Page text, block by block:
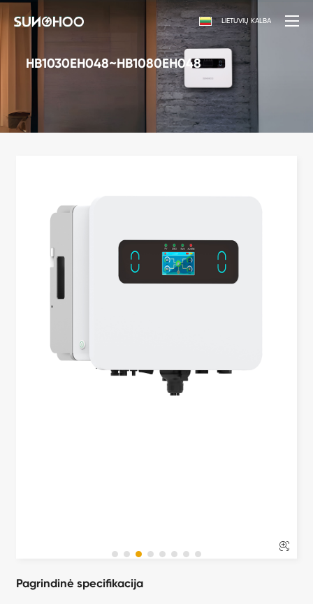
LIETUVIŲ KALBA
HB1030EH048~HB1080EH048

Pagrindinė specifikacija